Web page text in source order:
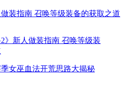
做装指南 召唤等级装备的获取之道
季女巫血法开荒思路大揭秘